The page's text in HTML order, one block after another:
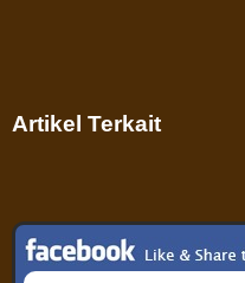
Artikel Terkait